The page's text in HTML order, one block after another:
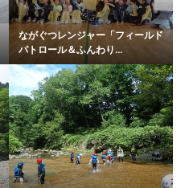
ながぐつレンジャー「フィールド
パトロール＆ふんわり...